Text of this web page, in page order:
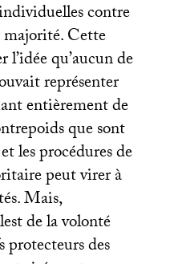
contre
majorité. Cette
qu’aucun de
représenter
entièrement de
que sont
les procédures de
peut virer à
Mais,
de la volonté
des